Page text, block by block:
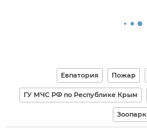
Евпатория Пожар
ГУ МЧС РФ по Республике Крым
Зоопарк